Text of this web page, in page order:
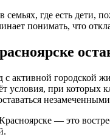
семьях, где есть дети,
понимать, что
активной городской
условия, при которых
— это